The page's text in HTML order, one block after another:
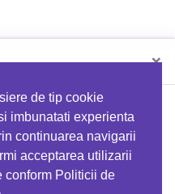
de tip cookie
imbunatati experienta
continuarea navigarii
acceptarea utilizarii
conform Politicii de
×
folosind codul